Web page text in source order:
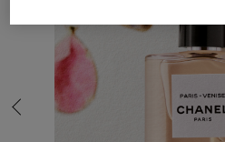
gå til siste lysbilde